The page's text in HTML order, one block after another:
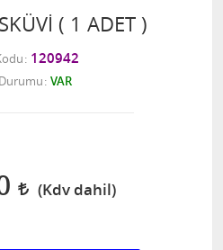
( 1 ADET )
120942
VAR